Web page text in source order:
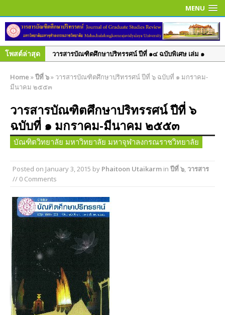
MENU
โพสต์ล่าสุด
วารสารบัณฑิตศึกษาปริทรรศน์ ปีที่ ๑๔ ฉบับพิเศษ เล่ม ๑
วารสารบัณฑิตศึกษาปริทรรศน์ ปีที่ ๑๔ ฉบับที่ ๒ พ.ค. – ส.ค.
วารสารบัณฑิตศึกษาปริทรรศน์ ปีที่ ๑๔ ฉบับที่ ๑ ม.ค. – เม.ย.
๒๕๖๑
วารสารบัณฑิตศึกษาปริทรรศน์ ปีที่ ๑๓ ฉบับที่ ๓ ก.ย.– ธ.ค.
๒๕๖๐
วารสารบัณฑิตศึกษาปริทรรศน์ ปีที่ ๑๓ ฉบับที่ ๒ พ.ค.– ส.ค.
๒๕๖๐
มิถุนายน ๒๕๖๐
วารสารบัณฑิตศึกษาปริทรรศน์ ปีที่ ๑๓ ฉบับพิเศษ เล่ม ๒
มิถุนายน ๒๕๖๐
วารสารบัณฑิตศึกษาปริทรรศน์ ใช้ระบบ ThaiJO ตั้งแต่ปีที่
๑๕ ฉบับที่ ๑ มกราคม-เมษายน ๖๒ เป็นต้นไป
วารสารบัณฑิตศึกษาปริทรรศน์ ปีที่ ๑๕ ฉบับที่ ๑ ม.ค. – เม.ย.
๒๕๖๒
วารสารบัณฑิตศึกษาปริทรรศน์ ปีที่ ๑๔ ฉบับที่ ๓ ก.ย. – ธ.ค.
Home »ปีที่ ๖» วารสารบัณฑิตศึกษาปริทรรศน์ ปีที่ ๖ ฉบับที่ ๑ มกราคม-
มีนาคม ๒๕๕๓
วารสารบัณฑิตศึกษาปริทรรศน์ ปีที่ ๖
ฉบับที่ ๑ มกราคม-มีนาคม ๒๕๕๓
บัณฑิตวิทยาลัย มหาวิทยาลัย มหาจุฬาลงกรณราชวิทยาลัย
Posted on January 3, 2015 by Phaitoon Utaikarm in ปีที่ ๖, วารสาร
// 0 Comments